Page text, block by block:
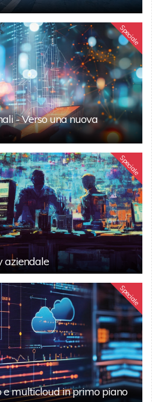
Speciale
- Verso una nuova
Speciale
aziendale
Speciale
e multicloud in primo piano